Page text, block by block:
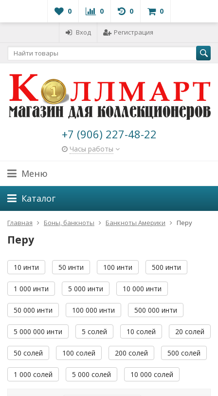
0 0 0 0
Вход Регистрация
+7 (906) 227-48-22
Часы работы
Меню
Каталог
Главная Боны, банкноты Банкноты Америки Перу
Перу
10 инти 50 инти 100 инти 500 инти
1 000 инти 5 000 инти 10 000 инти
50 000 инти 100 000 инти 500 000 инти
5 000 000 инти 5 солей 10 солей 20 солей
50 солей 100 солей 200 солей 500 солей
1 000 солей 5 000 солей 10 000 солей